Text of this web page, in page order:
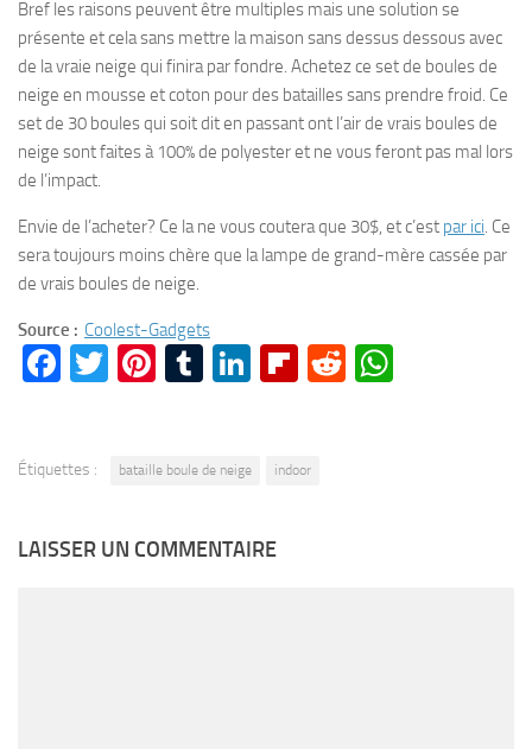
Bref les raisons peuvent être multiples mais une solution se
présente et cela sans mettre la maison sans dessus dessous avec
de la vraie neige qui finira par fondre. Achetez ce set de boules de
neige en mousse et coton pour des batailles sans prendre froid. Ce
set de 30 boules qui soit dit en passant ont l’air de vrais boules de
neige sont faites à 100% de polyester et ne vous feront pas mal lors
de l’impact.
Envie de l’acheter? Ce la ne vous coutera que 30$, et c’est par ici. Ce
sera toujours moins chère que la lampe de grand-mère cassée par
de vrais boules de neige.
Source : Coolest-Gadgets
Facebook
Twitter
Pinterest
Tumblr
LinkedIn
Flipboard
Reddit
Étiquettes : bataille boule de neige indoor
LAISSER UN COMMENTAIRE